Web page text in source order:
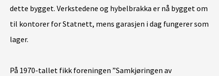
dette bygget. Verkstedene og hybelbrakka er nå bygget om
til kontorer for Statnett, mens garasjen i dag fungerer som
lager.
På 1970-tallet fikk foreningen ”Samkjøringen av